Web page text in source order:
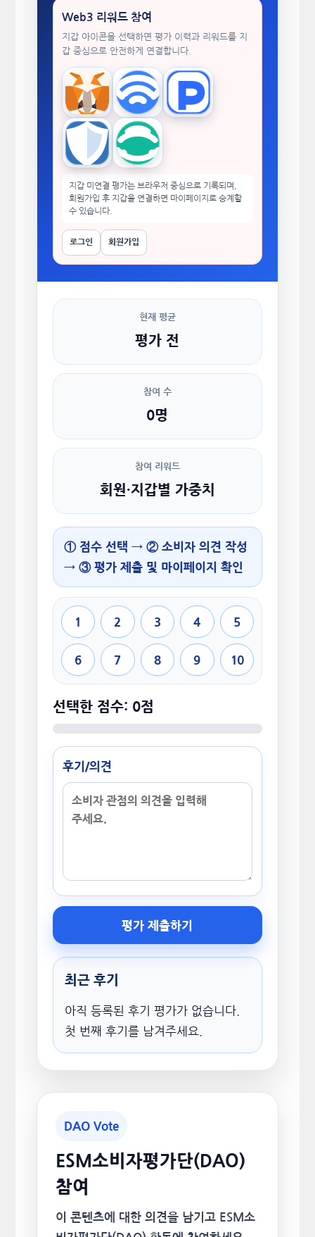
Web3 리워드 참여
지갑 아이콘을 선택하면 평가 이력과 리워드를 지
갑 중심으로 안전하게 연결합니다.
MetaMask WalletConnectTokenPocket
Trust Wallet imToken
지갑 미연결 평가는 브라우저 중심으로 기록되며,
회원가입 후 지갑을 연결하면 마이페이지로 승계할
수 있습니다.
로그인 회원가입
현재 평균
평가 전
참여 수
0명
참여 리워드
회원·지갑별 가중치
① 점수 선택 → ② 소비자 의견 작성
→ ③ 평가 제출 및 마이페이지 확인
1 2 3 4 5
6 7 8 9 10
선택한 점수: 0점
후기/의견
평가 제출하기
최근 후기
아직 등록된 후기 평가가 없습니다.
첫 번째 후기를 남겨주세요.
DAO Vote
ESM소비자평가단(DAO)
참여
이 콘텐츠에 대한 의견을 남기고 ESM소